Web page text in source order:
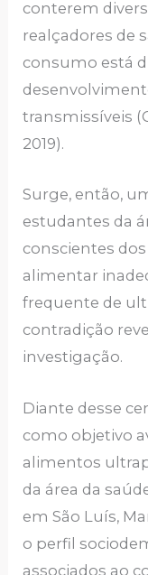
conterem
realçadores de
consumo está
transmissíveis
2019).
Surge, então,
estudantes da
conscientes
alimentar
frequente de
contradição
investigação.
Diante desse
como objetivo
alimentos
da área da
em São Luís,
o perfil
associados ao